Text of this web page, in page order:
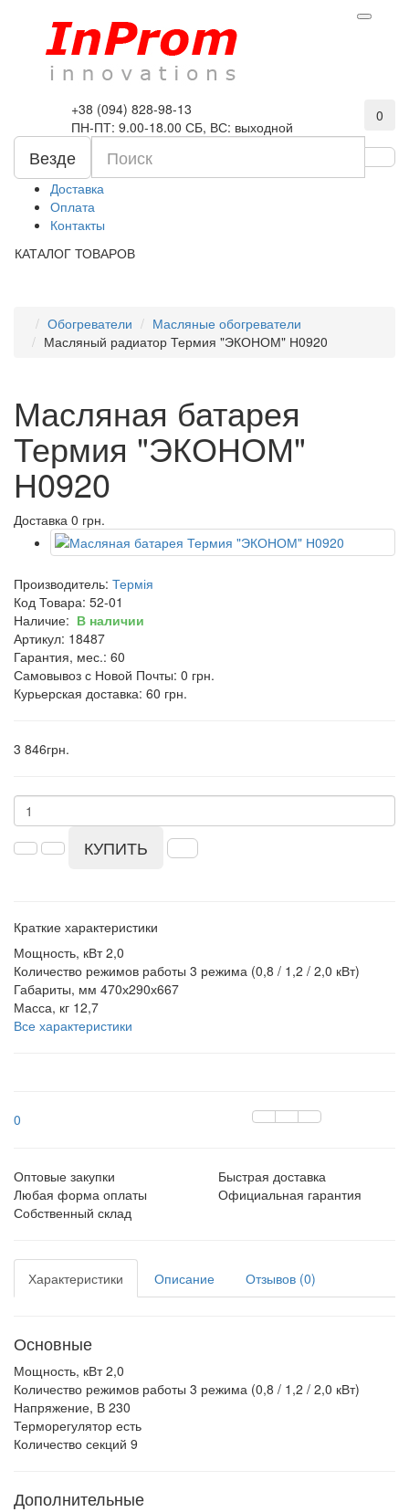
+38 (094) 828-98-13
ПН-ПТ: 9.00-18.00 СБ, ВС: выходной
0
Везде
Доставка
Оплата
Контакты
КАТАЛОГ ТОВАРОВ
Обогреватели
Масляные обогреватели
Масляный радиатор Термия "ЭКОНОМ" Н0920
Масляная батарея
Термия "ЭКОНОМ"
Н0920
Доставка 0 грн.
Производитель: Термія
Код Товара: 52-01
Наличие: В наличии
Артикул: 18487
Гарантия, мес.: 60
Самовывоз с Новой Почты: 0 грн.
Курьерская доставка: 60 грн.
3 846грн.
КУПИТЬ
Краткие характеристики
Мощность, кВт 2,0
Количество режимов работы 3 режима (0,8 / 1,2 / 2,0 кВт)
Габариты, мм 470х290х667
Масса, кг 12,7
Все характеристики
0
Оптовые закупки
Быстрая доставка
Любая форма оплаты
Официальная гарантия
Собственный склад
Характеристики Описание Отзывов (0)
Основные
Мощность, кВт 2,0
Количество режимов работы 3 режима (0,8 / 1,2 / 2,0 кВт)
Напряжение, В 230
Терморегулятор есть
Количество секций 9
Дополнительные